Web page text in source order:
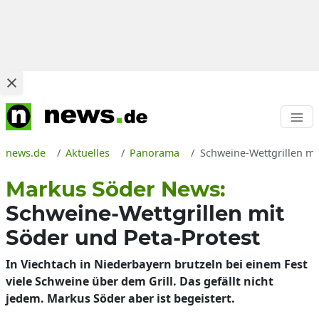
news.de Aktuelles Panorama Schweine-Wettgrillen
Markus Söder News:
Schweine-Wettgrillen mit
Söder und Peta-Protest
In Viechtach in Niederbayern brutzeln bei einem Fest
viele Schweine über dem Grill. Das gefällt nicht
jedem. Markus Söder aber ist begeistert.